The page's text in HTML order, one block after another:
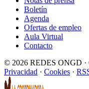
Boletín
Agenda
Ofertas de empleo
Aula Virtual
Contacto
© 2026 REDES ONGD ·
Privacidad · Cookies ·